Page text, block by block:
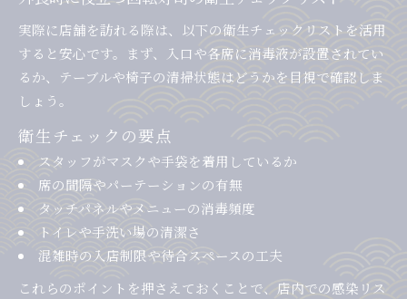
実際に店舗を訪れる際は、以下の衛生チェックリストを活用
すると安心です。まず、入口や各席に消毒液が設置されてい
るか、テーブルや椅子の清掃状態はどうかを目視で確認しま
しょう。
衛生チェックの要点
スタッフがマスクや手袋を着用しているか
席の間隔やパーテーションの有無
タッチパネルやメニューの消毒頻度
トイレや手洗い場の清潔さ
混雑時の入店制限や待合スペースの工夫
これらのポイントを押さえておくことで、店内での感染リス